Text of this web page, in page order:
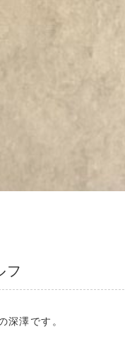
フ
深澤です。